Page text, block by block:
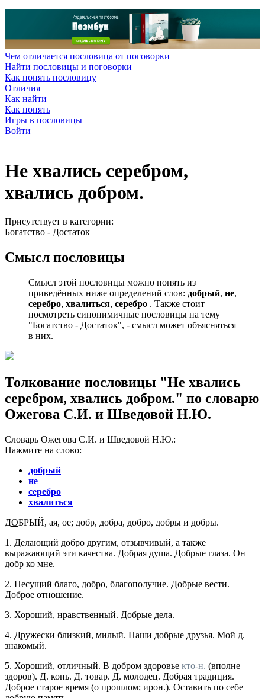
Чем отличается пословица от поговорки
Найти пословицы и поговорки
Как понять пословицу
Отличия
Как найти
Как понять
Игры в пословицы
Войти
Не хвались серебром,
хвались добром.
Присутствует в категории:
Богатство - Достаток
Смысл пословицы
Смысл этой пословицы можно понять из
приведённых ниже определений слов: добрый, не,
серебро, хвалиться, серебро . Также стоит
посмотреть синонимичные пословицы на тему
"Богатство - Достаток", - смысл может объясняться
в них.
Толкование пословицы "Не хвались
серебром, хвались добром." по словарю
Ожегова С.И. и Шведовой Н.Ю.
Словарь Ожегова С.И. и Шведовой Н.Ю.:
Нажмите на слово:
добрый
не
серебро
хвалиться
ДОБРЫЙ, ая, ое; добр, добра, добро, добры и добры.
1. Делающий добро другим, отзывчивый, а также
выражающий эти качества. Добрая душа. Добрые глаза. Он
добр ко мне.
2. Несущий благо, добро, благополучие. Добрые вести.
Доброе отношение.
3. Хороший, нравственный. Добрые дела.
4. Дружески близкий, милый. Наши добрые друзья. Мой д.
знакомый.
5. Хороший, отличный. В добром здоровье кто-н. (вполне
здоров). Д. конь. Д. товар. Д. молодец. Добрая традиция.
Доброе старое время (о прошлом; ирон.). Оставить по себе